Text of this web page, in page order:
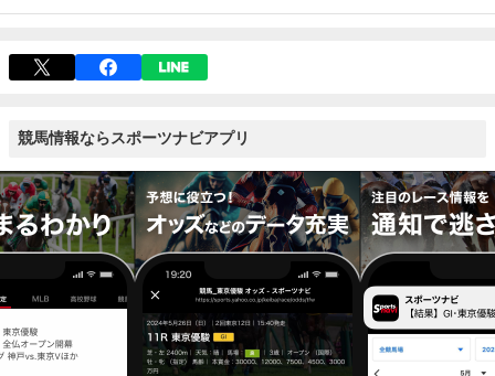
競馬情報ならスポーツナビアプリ